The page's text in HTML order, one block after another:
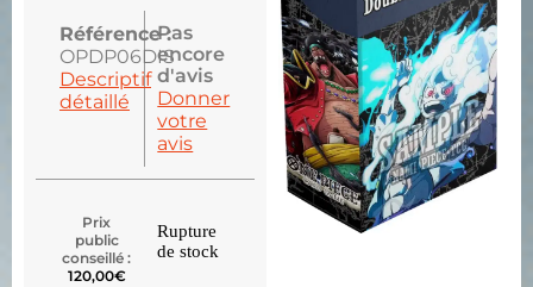
Référence :
OPDP06DIS
Descriptif
détaillé
Pas
encore
d'avis
Donner
votre
avis
Prix
public
conseillé :
120,00€
Rupture
de stock